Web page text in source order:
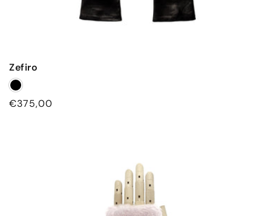
Zefiro
Prezzo
€375,00